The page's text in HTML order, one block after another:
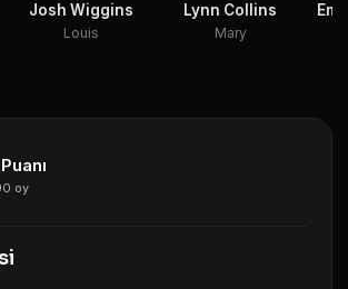
Josh Wiggins
Louis
Lynn Collins
Mary
oy